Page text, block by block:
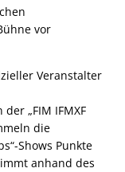
vor
Veranstalter
„FIM IFMXF
die
Shows Punkte
anhand des